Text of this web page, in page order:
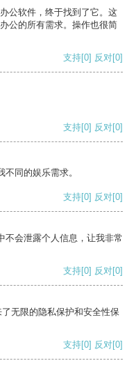
公软件，终于找到了它。这
公的所有需求。操作也很简
支持[0] 反对[0]
支持[0] 反对[0]
同的娱乐需求。
支持[0] 反对[0]
不会泄露个人信息，让我非常
支持[0] 反对[0]
无限的隐私保护和安全性保
支持[0] 反对[0]